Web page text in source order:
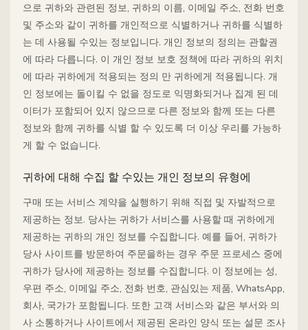
으로 귀하와 관련된 정보, 귀하의 이름, 이메일 주소, 전화 번호
및 주소와 같이 귀하를 개인적으로 식별하거나 귀하를 식별하
는 데 사용될 수있는 정보입니다. 개인 정보의 정의는 관할권
에 따라 다릅니다. 이 개인 정보 보호 정책에 따라 귀하의 위치
에 따라 귀하에게 적용되는 정의 만 귀하에게 적용됩니다. 개
인 정보에는 돌이킬 수 없을 정도로 익명화되거나 집계 된 데
이터가 포함되어 있지 않으므로 다른 정보와 함께 또는 다른
정보와 함께 귀하를 식별 할 수 있도록 더 이상 우리를 가능하
게 할 수 없습니다.
귀하에 대해 수집 할 수있는 개인 정보의 유형에
구매 또는 서비스 계약을 실행하기 위해 직접 및 자발적으로
제공하는 정보. 당사는 귀하가 서비스를 사용할 때 귀하에게
제공하는 귀하의 개인 정보를 수집합니다. 예를 들어, 귀하가
당사 사이트를 방문하여 주문을하는 경우 주문 프로세스 중에
귀하가 당사에 제공하는 정보를 수집합니다. 이 정보에는 성,
우편 주소, 이메일 주소, 전화 번호, 관심있는 제품, WhatsApp,
회사, 국가가 포함됩니다. 또한 고객 서비스와 같은 부서와 의
사 소통하거나 사이트에서 제공된 온라인 양식 또는 설문 조사